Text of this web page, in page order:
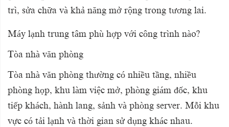
trì, sửa chữa và khả năng mở rộng trong tương lai.
Máy lạnh trung tâm phù hợp với công trình nào?
Tòa nhà văn phòng
Tòa nhà văn phòng thường có nhiều tầng, nhiều
phòng họp, khu làm việc mở, phòng giám đốc, khu
tiếp khách, hành lang, sảnh và phòng server. Mỗi khu
vực có tải lạnh và thời gian sử dụng khác nhau.